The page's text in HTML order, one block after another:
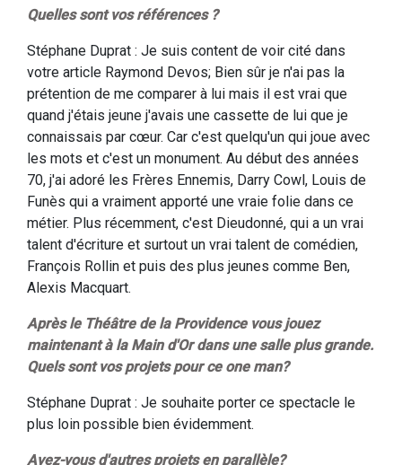
Quelles sont vos références ?
Stéphane Duprat : Je suis content de voir cité dans
votre article Raymond Devos; Bien sûr je n'ai pas la
prétention de me comparer à lui mais il est vrai que
quand j'étais jeune j'avais une cassette de lui que je
connaissais par cœur. Car c'est quelqu'un qui joue avec
les mots et c'est un monument. Au début des années
70, j'ai adoré les Frères Ennemis, Darry Cowl, Louis de
Funès qui a vraiment apporté une vraie folie dans ce
métier. Plus récemment, c'est Dieudonné, qui a un vrai
talent d'écriture et surtout un vrai talent de comédien,
François Rollin et puis des plus jeunes comme Ben,
Alexis Macquart.
Après le Théâtre de la Providence vous jouez
maintenant à la Main d'Or dans une salle plus grande.
Quels sont vos projets pour ce one man?
Stéphane Duprat : Je souhaite porter ce spectacle le
plus loin possible bien évidemment.
Avez-vous d'autres projets en parallèle?